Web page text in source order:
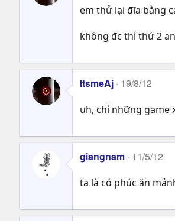
em thử lại đĩa bằng
không đc thì thứ 2
ItsmeAj 19/8/12
uh, chỉ những game
giangnam 11/5/12
ta là có phúc ăn